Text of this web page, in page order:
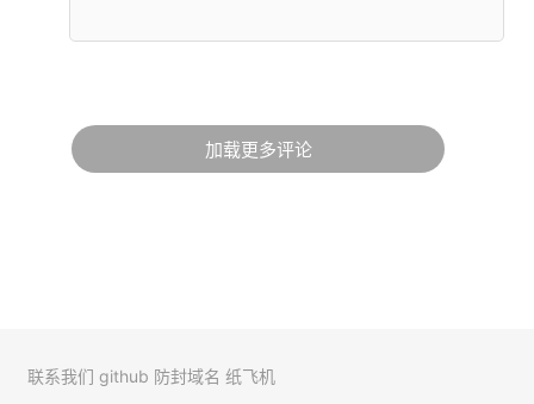
加载更多评论
联系我们 github 防封域名 纸飞机